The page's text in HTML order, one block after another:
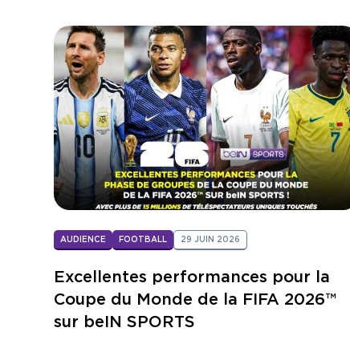
AUDIENCE FOOTBALL 29 JUIN 2026
Excellentes performances pour la
Coupe du Monde de la FIFA 2026™
sur beIN SPORTS